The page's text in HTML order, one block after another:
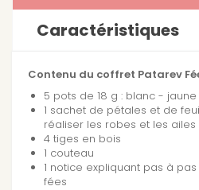
Caractéristiques
Contenu du coffret Patarev
5 pots de 18 g : blanc -
1 sachet de pétales et de
réaliser les robes et les ailes
4 tiges en bois
1 couteau
1 notice expliquant pas à
fées